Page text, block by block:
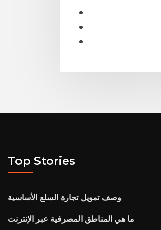
Top Stories
وصف تمويل تجارة السلع الأساسية
ما هي المناطق المصرفية عبر الإنترنت